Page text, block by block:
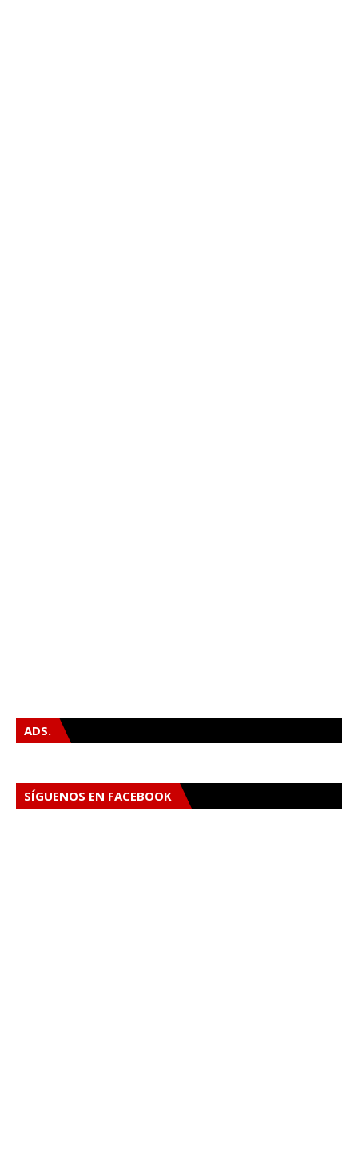
ADS.
SÍGUENOS EN FACEBOOK